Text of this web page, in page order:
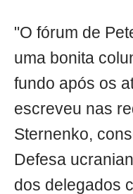
"O fórum de
uma bonita
fundo após os
escreveu nas
Sternenko,
Defesa
dos delegados